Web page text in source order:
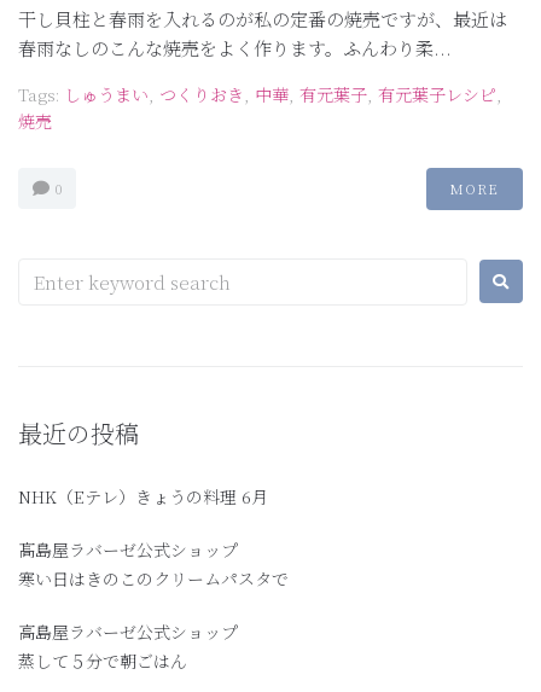
干し貝柱と春雨を入れるのが私の定番の焼売ですが、最近は
春雨なしのこんな焼売をよく作ります。ふんわり柔...
Tags: しゅうまい つくりおき 中華 有元葉子 有元葉子レシピ
焼売
0 MORE
最近の投稿
NHK（Eテレ）きょうの料理 6月
髙島屋ラバーゼ公式ショップ
寒い日はきのこのクリームパスタで
高島屋ラバーゼ公式ショップ
蒸して５分で朝ごはん